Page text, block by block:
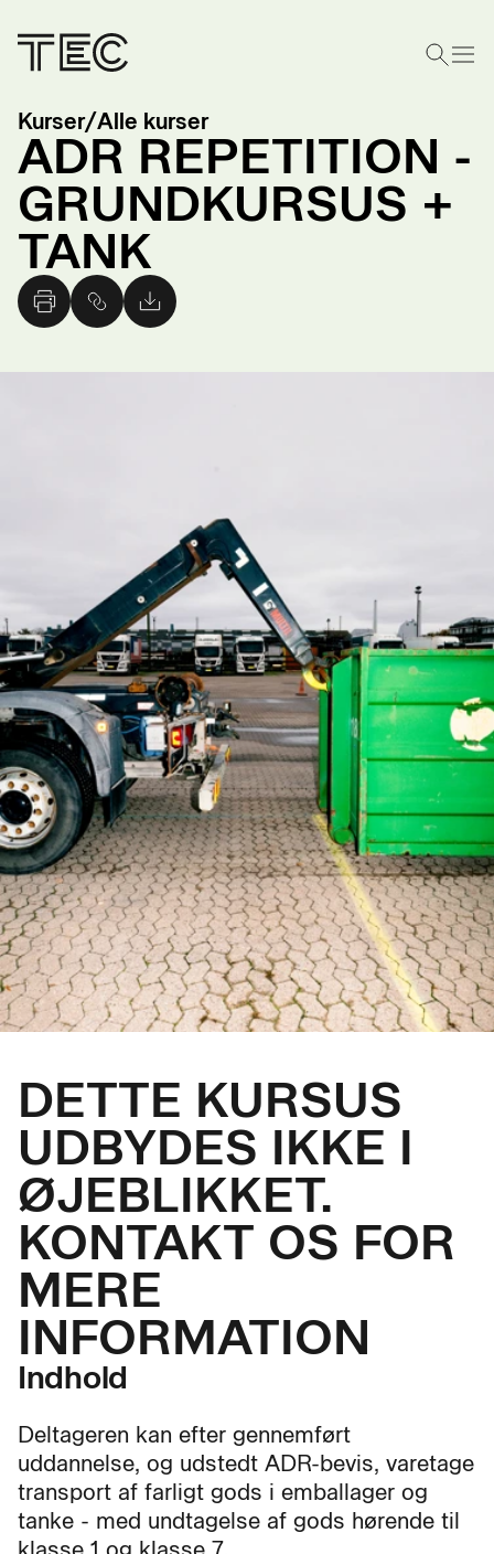
Kurser/Alle kurser
ADR REPETITION -
GRUNDKURSUS +
TANK
DETTE KURSUS
UDBYDES IKKE I
ØJEBLIKKET.
KONTAKT OS FOR
MERE
INFORMATION
Indhold
Deltageren kan efter gennemført
uddannelse, og udstedt ADR-bevis, varetage
transport af farligt gods i emballager og
tanke - med undtagelse af gods hørende til